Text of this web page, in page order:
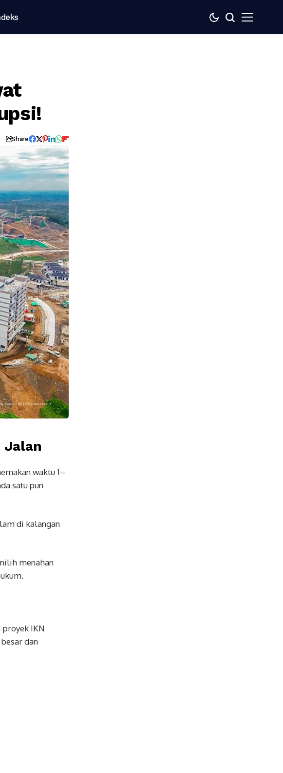
Share
Jalan
waktu 1–
satu pun
di kalangan
menahan
proyek IKN
dan